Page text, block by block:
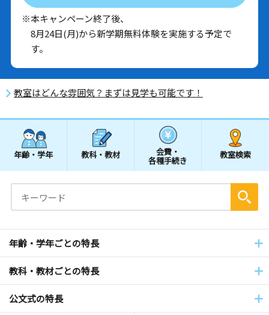
※本キャンペーン終了後、
8月24日(月)から新学期無料体験を実施する予定で
す。
教室はどんな雰囲気？まずは見学も可能です！
年齢・学年 教科・教材 会費・
各種手続き
教室検索
年齢・学年ごとの特長
教科・教材ごとの特長
公文式の特長